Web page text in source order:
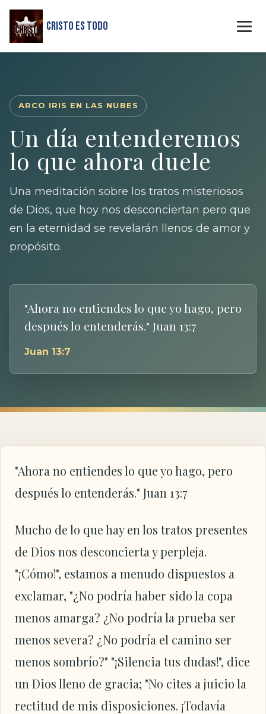
Cristo Es Todo
ARCO IRIS EN LAS NUBES
Un día entenderemos
lo que ahora duele
Una meditación sobre los tratos misteriosos
de Dios, que hoy nos desconciertan pero que
en la eternidad se revelarán llenos de amor y
propósito.
"Ahora no entiendes lo que yo hago, pero
después lo entenderás." Juan 13:7
Juan 13:7
"Ahora no entiendes lo que yo hago, pero
después lo entenderás." Juan 13:7
Mucho de lo que hay en los tratos presentes
de Dios nos desconcierta y perpleja.
"¡Cómo!", estamos a menudo dispuestos a
exclamar, "¿No podría haber sido la copa
menos amarga? ¿No podría la prueba ser
menos severa? ¿No podría el camino ser
menos sombrío?" "¡Silencia tus dudas!", dice
un Dios lleno de gracia; "No cites a juicio la
rectitud de mis disposiciones. ¡Todavía